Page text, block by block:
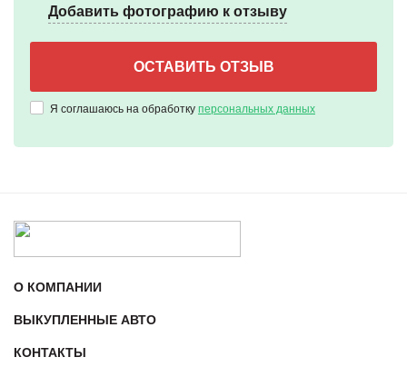
Добавить фотографию к отзыву
Я соглашаюсь на обработку персональных данных
О КОМПАНИИ
ВЫКУПЛЕННЫЕ АВТО
КОНТАКТЫ